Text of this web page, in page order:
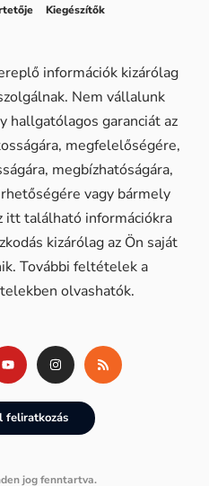
Kiegészítők
információk kizárólag
Nem vállalunk
hallgatólagos garanciát az
megfelelőségére,
megbízhatóságára,
vagy bármely
itt található információkra
kizárólag az Ön saját
További feltételek a
olvashatók.
feliratkozás
jog fenntartva.